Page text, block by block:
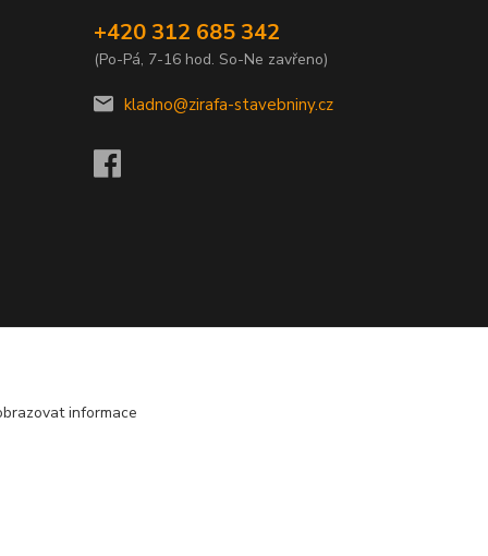
+420 312 685 342
(Po-Pá, 7-16 hod. So-Ne zavřeno)
kladno@zirafa-stavebniny.cz
informace